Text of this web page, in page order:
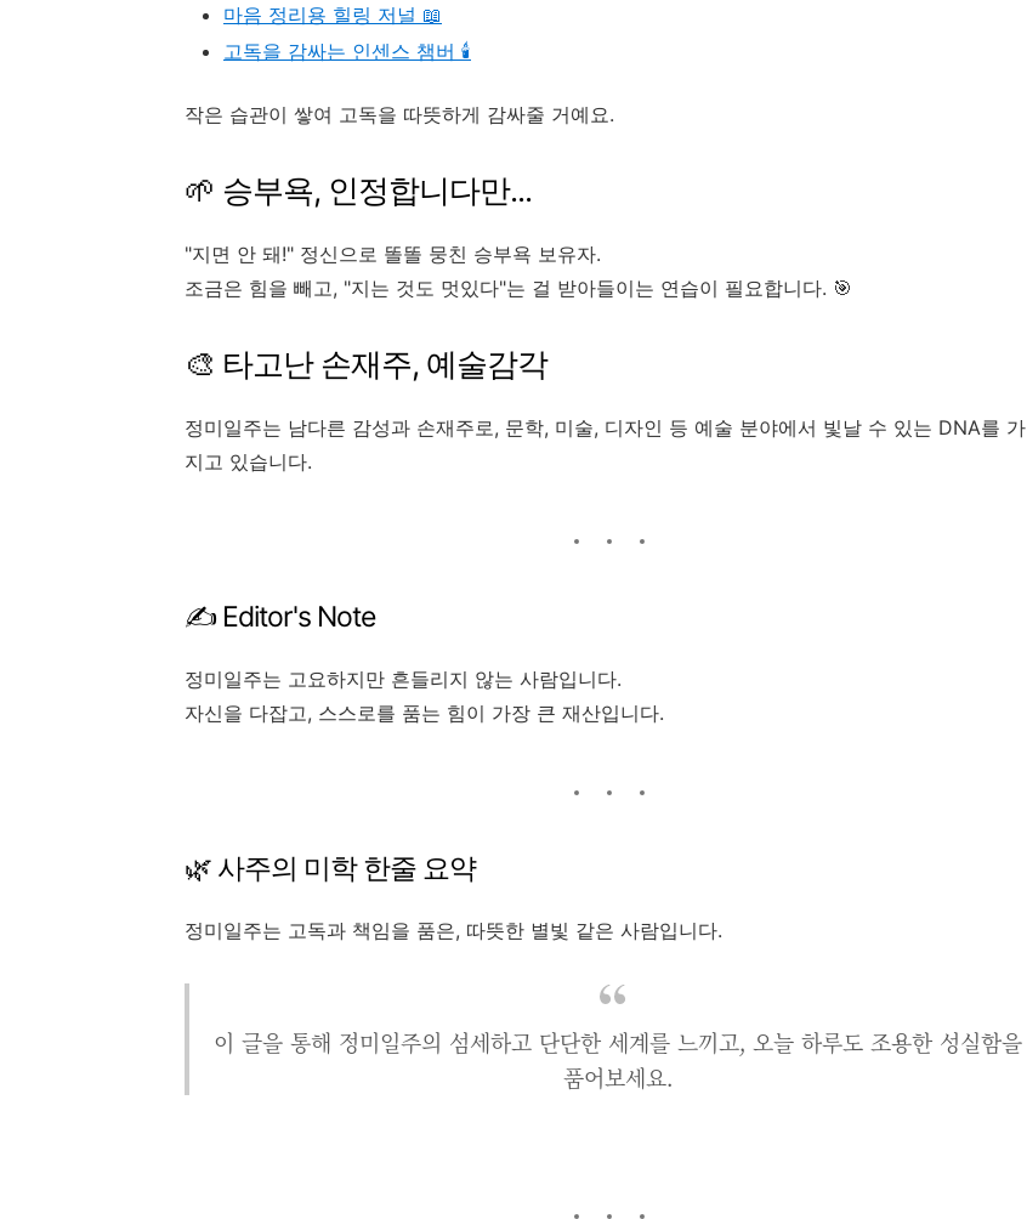
마음 정리용 힐링 저널 📖
고독을 감싸는 인센스 챔버 🕯️
작은 습관이 쌓여 고독을 따뜻하게 감싸줄 거예요.
🌱 승부욕, 인정합니다만...
"지면 안 돼!" 정신으로 똘똘 뭉친 승부욕 보유자.
조금은 힘을 빼고, "지는 것도 멋있다"는 걸 받아들이는 연습이 필요합니다. 🎯
🎨 타고난 손재주, 예술감각
정미일주는 남다른 감성과 손재주로, 문학, 미술, 디자인 등 예술 분야에서 빛날 수 있는 DNA를 가
지고 있습니다.
✍️ Editor's Note
정미일주는 고요하지만 흔들리지 않는 사람입니다.
자신을 다잡고, 스스로를 품는 힘이 가장 큰 재산입니다.
🌿 사주의 미학 한줄 요약
정미일주는 고독과 책임을 품은, 따뜻한 별빛 같은 사람입니다.
이 글을 통해 정미일주의 섬세하고 단단한 세계를 느끼고, 오늘 하루도 조용한 성실함을
품어보세요.